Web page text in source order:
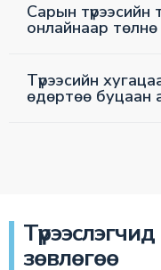
Сарын түрээсийн
онлайнаар төлнө
Түрээсийн
өдөртөө буцаан
зөвлөгөө